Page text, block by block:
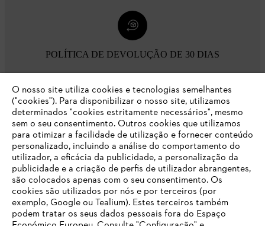
POLÍTICA DE DEVOLUÇÃO DE 30 DIAS
Opções de pagamento
Empresa
O nosso site utiliza cookies e tecnologias semelhantes
("cookies"). Para disponibilizar o nosso site, utilizamos
determinados "cookies estritamente necessários", mesmo
sem o seu consentimento. Outros cookies que utilizamos
para otimizar a facilidade de utilização e fornecer conteúdo
personalizado, incluindo a análise do comportamento do
utilizador, a eficácia da publicidade, a personalização da
publicidade e a criação de perfis de utilizador abrangentes,
são colocados apenas com o seu consentimento. Os
cookies são utilizados por nós e por terceiros (por
exemplo, Google ou Tealium). Estes terceiros também
podem tratar os seus dados pessoais fora do Espaço